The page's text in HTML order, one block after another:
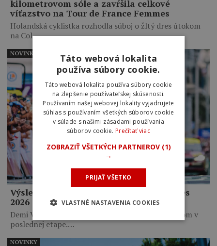
kilometrovom sóle a zavŕšila celkové
víťazstvo na Tour de France Femmes
Holandská cyklistka rozhodla súboj o žltý dres útokom
na Col…
Výsledky 9. etapy Tour de France Femmes
2026
Demi Vollering zavŕšila zisk žltého dresu víťazstvom v
poslednej etape.…
NOVINKY
NOVINKY
Táto webová lokalita
používa súbory cookie.
Táto webová lokalita používa súbory cookie
na zlepšenie používateľskej skúsenosti.
Používaním našej webovej lokality vyjadrujete
súhlas s používaním všetkých súborov cookie
v súlade s našimi zásadami používania
súborov cookie. Prečítať viac
ZOBRAZIŤ VŠETKÝCH PARTNEROV (1)
→
PRIJAŤ VŠETKO
VLASTNÉ NASTAVENIA COOKIES